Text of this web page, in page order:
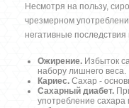
Несмотря на пользу,
чрезмерном
негативные
Ожирение. Избыток
набору лишнего веса.
Кариес. Сахар -
Сахарный диабет.
употребление сахара